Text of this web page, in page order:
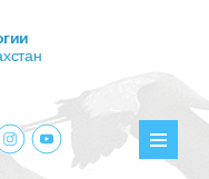
youtube.com